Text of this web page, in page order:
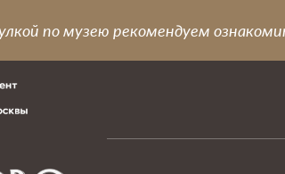
по музею рекомендуем